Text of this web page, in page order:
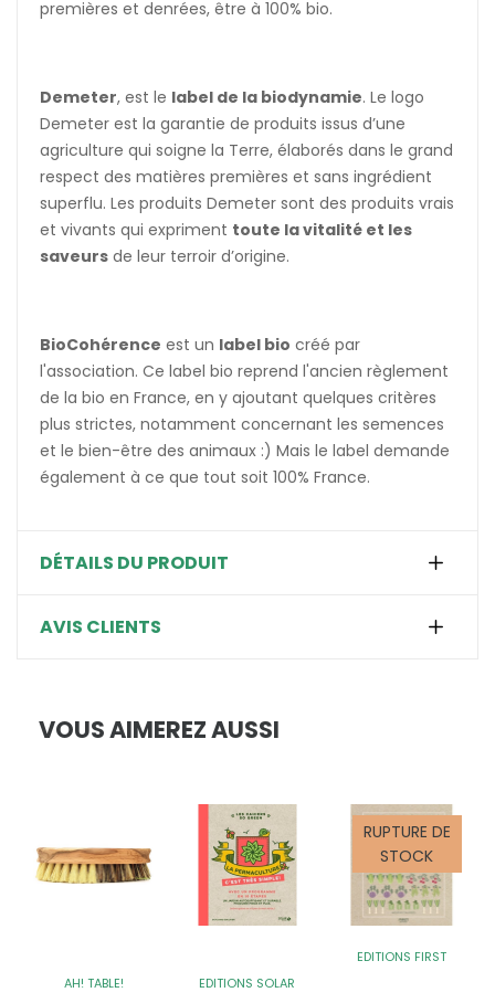
premières et denrées, être à 100% bio.
Demeter, est le label de la biodynamie. Le logo
Demeter est la garantie de produits issus d’une
agriculture qui soigne la Terre, élaborés dans le grand
respect des matières premières et sans ingrédient
superflu. Les produits Demeter sont des produits vrais
et vivants qui expriment toute la vitalité et les
saveurs de leur terroir d’origine.
BioCohérence est un label bio créé par
l'association. Ce label bio reprend l'ancien règlement
de la bio en France, en y ajoutant quelques critères
plus strictes, notamment concernant les semences
et le bien-être des animaux :) Mais le label demande
également à ce que tout soit 100% France.
DÉTAILS DU PRODUIT
AVIS CLIENTS
VOUS AIMEREZ AUSSI
AH! TABLE! EDITIONS SOLAR
RUPTURE DE
STOCK
EDITIONS FIRST